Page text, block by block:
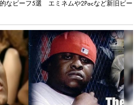
なビーフ5選 エミネムや2Pacなど新旧ビー